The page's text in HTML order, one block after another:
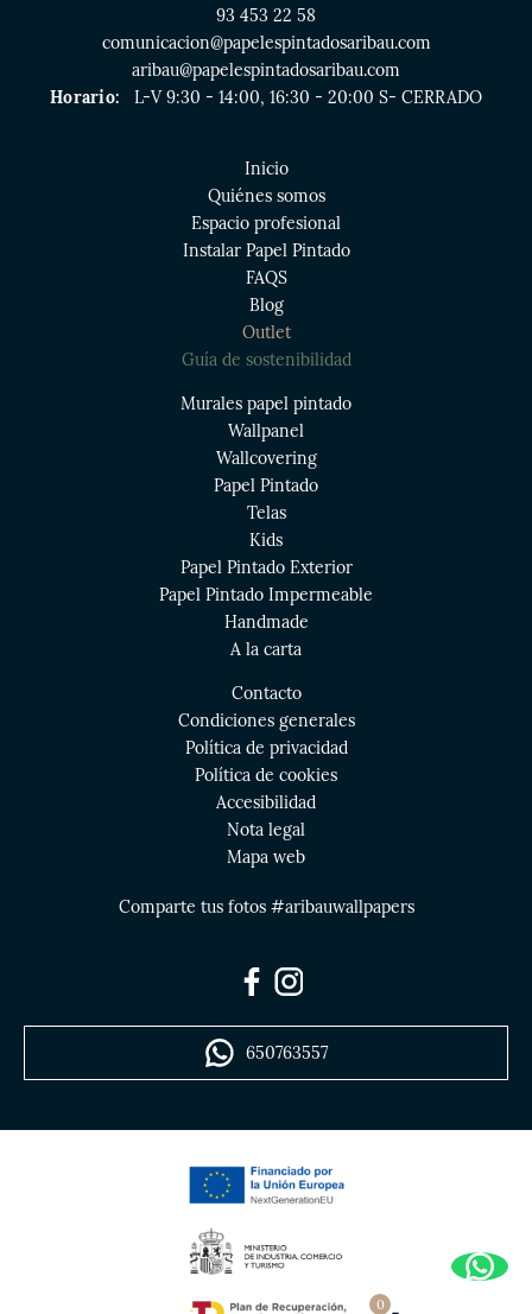
0
93 453 22 58
comunicacion@papelespintadosaribau.com
aribau@papelespintadosaribau.com
Horario:
L-V 9:30 - 14:00, 16:30 - 20:00 S- CERRADO
Inicio
Quiénes somos
Espacio profesional
Instalar Papel Pintado
FAQS
Blog
Outlet
Guía de sostenibilidad
Murales papel pintado
Wallpanel
Wallcovering
Papel Pintado
Telas
Kids
Papel Pintado Exterior
Papel Pintado Impermeable
Handmade
A la carta
Contacto
Condiciones generales
Política de privacidad
Política de cookies
Accesibilidad
Nota legal
Mapa web
Comparte tus fotos #aribauwallpapers
650763557